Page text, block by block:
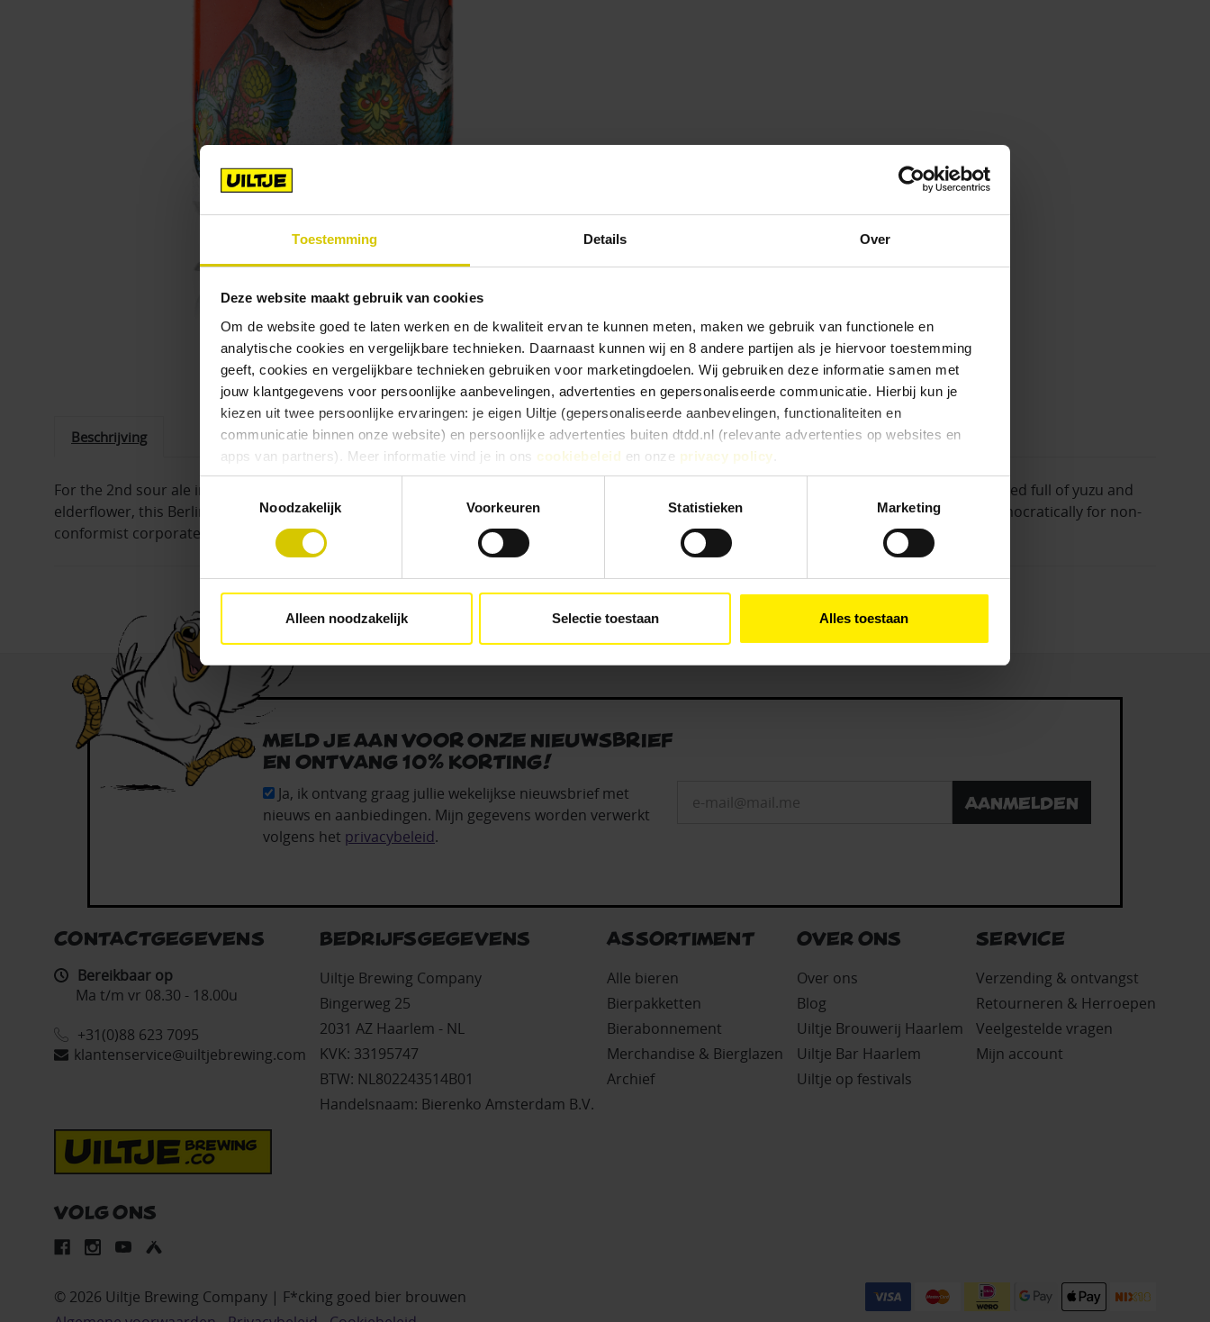
Toestemming Details Over
Deze website maakt gebruik van cookies
Om de website goed te laten werken en de kwaliteit ervan te kunnen meten, maken we gebruik van functionele en
analytische cookies en vergelijkbare technieken. Daarnaast kunnen wij en 8 andere partijen als je hiervoor toestemming
geeft, cookies en vergelijkbare technieken gebruiken voor marketingdoelen. Wij gebruiken deze informatie samen met
jouw klantgegevens voor persoonlijke aanbevelingen, advertenties en gepersonaliseerde communicatie. Hierbij kun je
kiezen uit twee persoonlijke ervaringen: je eigen Uiltje (gepersonaliseerde aanbevelingen, functionaliteiten en
communicatie binnen onze website) en persoonlijke advertenties buiten dtdd.nl (relevante advertenties op websites en
apps van partners). Meer informatie vind je in ons cookiebeleid en onze privacy policy
Vind je deze twee persoonlijke ervaringen goed, kies dan voor ‘Alles toestaan’. Via ‘Selectie toestaan’ kun je specifieker
voor functionele en analytische doelen. Je kunt je keuze achteraf altijd aanpassen of intrekken via het
cookiebeleid
Toestemmingsselectie
Noodzakelijk
Voorkeuren Statistieken Marketing
Alleen noodzakelijk Selectie toestaan Alles toestaan
Touch om in te zoomen
Beschrijving
For the 2nd sour ale in our ‘Once Upon a Time in…’ series, we go big in Japan. But this ain’t no touristy cherry blossom beer. No Sir-san! Pumped full of yuzu and
elderflower, this Berliner Weisse is as razor sharp as a katana sword. More Yakuza Owl than barn owl, if you know what we mean. Brewed democratically for non-
conformist corporate types and tattooed underworld scum.
Meld je aan voor onze nieuwsbrief
en ontvang 10% korting!
Ja, ik ontvang graag jullie wekelijkse nieuwsbrief met
nieuws en aanbiedingen. Mijn gegevens worden verwerkt
volgens het privacybeleid.
Aanmelden
CONTACTGEGEVENS
Bereikbaar op
Ma t/m vr 08.30 - 18.00u
+31(0)88 623 7095
klantenservice@uiltjebrewing.com
VOLG ONS
BEDRIJFSGEGEVENS
Uiltje Brewing Company
Bingerweg 25
2031 AZ Haarlem - NL
KVK: 33195747
BTW: NL802243514B01
Handelsnaam: Bierenko Amsterdam B.V.
ASSORTIMENT
Alle bieren
Bierpakketten
Bierabonnement
Merchandise & Bierglazen
Archief
OVER ONS
Over ons
Blog
Uiltje Brouwerij Haarlem
Uiltje Bar Haarlem
Uiltje op festivals
SERVICE
Verzending & ontvangst
Retourneren & Herroepen
Veelgestelde vragen
Mijn account
© 2026 Uiltje Brewing Company | F*cking goed bier brouwen